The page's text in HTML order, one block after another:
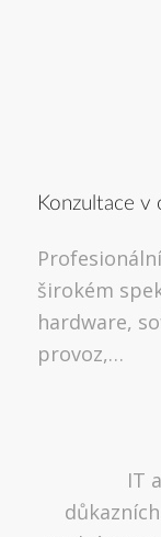
Konzultace v
širokém
hardware,
provoz,…
IT